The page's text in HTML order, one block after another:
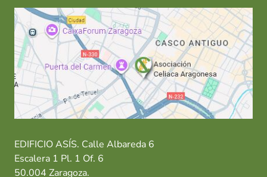
EDIFICIO ASÍS. Calle Albareda 6
Escalera 1 Pl. 1 Of. 6
50.004 Zaragoza.